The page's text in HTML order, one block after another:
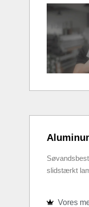
slidstærkt
Vores